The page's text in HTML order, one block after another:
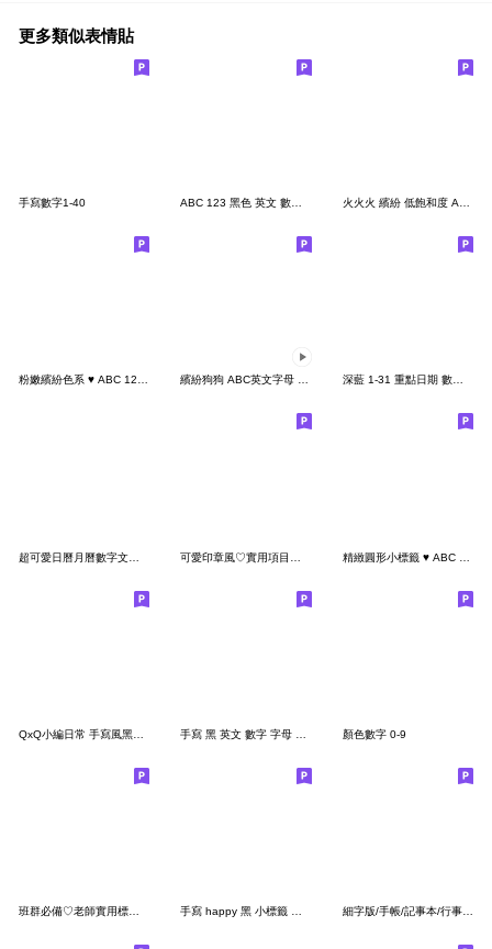
更多類似表情貼
手寫數字1-40
粉嫩繽紛色系 ♥ ABC 123 英文 數字 字母 繽紛狗狗 ABC英文字母 123數字 動態表情貼 深藍 1-31 重點日期 數字 日曆 月曆 表情貼
顏色數字 0-9
班群必備♡老師實用標籤 表情貼 手寫 happy 黑 小標籤 英文 數字 字母 注音 細字版/手帳/記事本/行事曆貼紙 2